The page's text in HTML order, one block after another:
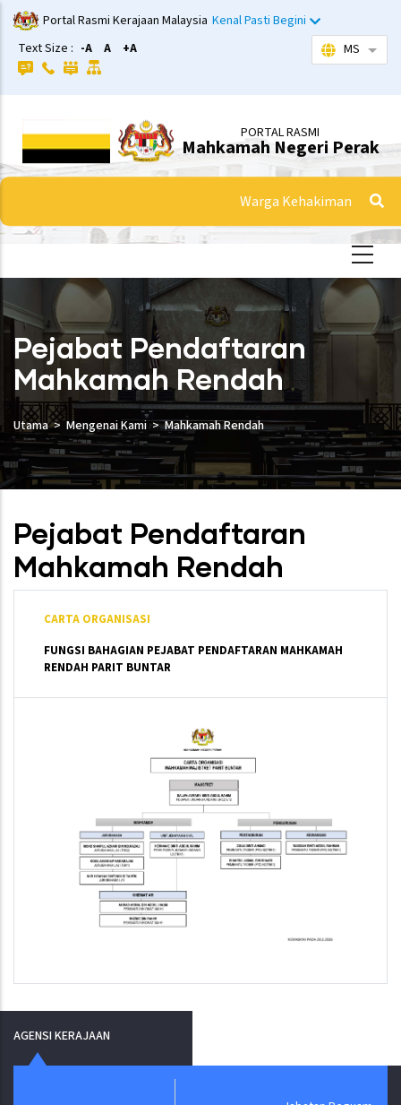
Langkau
ke
kandungan
utama
Portal Rasmi Kerajaan Malaysia Kenal Pasti Begini
Text Size : -A A +A MS
PORTAL RASMI
Mahkamah Negeri Perak
Warga Kehakiman
Pejabat Pendaftaran
Mahkamah Rendah
Utama Mengenai Kami Mahkamah Rendah
Pejabat Pendaftaran
Mahkamah Rendah
CARTA ORGANISASI
FUNGSI BAHAGIAN PEJABAT PENDAFTARAN MAHKAMAH
RENDAH PARIT BUNTAR
AGENSI KERAJAAN